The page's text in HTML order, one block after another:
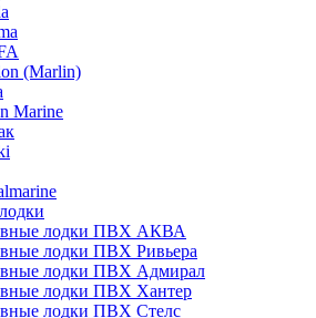
(Marlin)
Marine
лодки ПВХ АКВА
лодки ПВХ Ривьера
лодки ПВХ Адмирал
лодки ПВХ Хантер
лодки ПВХ Стелс